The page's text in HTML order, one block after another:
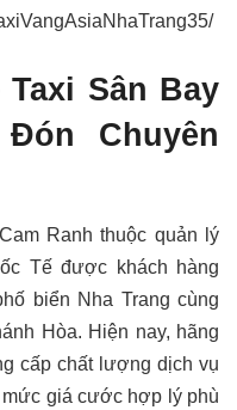
Sân Bay
Chuyên
Ranh thuộc quản lý
Tế được khách hàng
biển Nha Trang cùng
Hòa. Hiện nay, hãng
cấp chất lượng dịch vụ
giá cước hợp lý phù